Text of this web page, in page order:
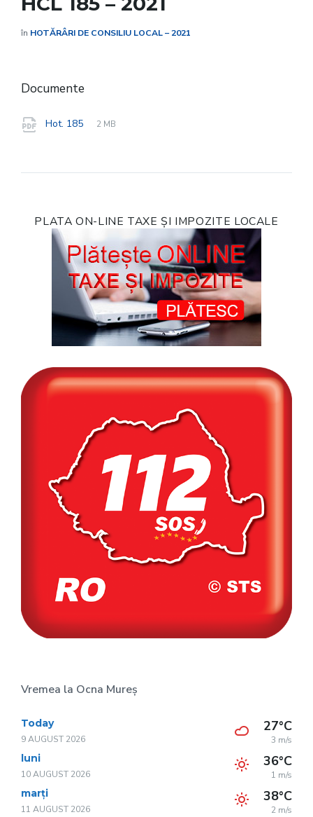
în HOTĂRÂRI DE CONSILIU LOCAL – 2021
Documente
Hot. 185
File
pdf
File
2 MB
PLATA ON-LINE TAXE ȘI IMPOZITE LOCALE
Vremea la Ocna Mureș
Today
9 AUGUST 2026
27°C
3 m/s
luni
10 AUGUST 2026
36°C
1 m/s
marți
11 AUGUST 2026
38°C
2 m/s